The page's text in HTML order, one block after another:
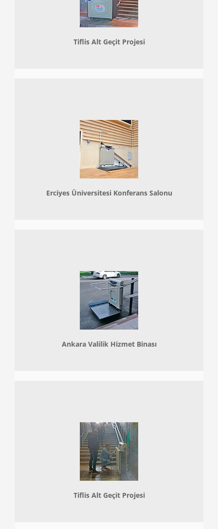
Tiflis Alt Geçit Projesi
Erciyes Üniversitesi Konferans Salonu
Ankara Valilik Hizmet Binası
Tiflis Alt Geçit Projesi